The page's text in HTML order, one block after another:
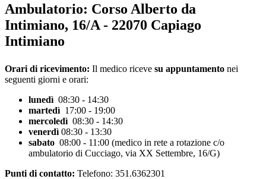
Ambulatorio: Corso Alberto da
Intimiano, 16/A - 22070 Capiago
Intimiano
Orari di ricevimento: Il medico riceve su appuntamento nei
seguenti giorni e orari:
lunedì 08:30 - 14:30
martedì 17:00 - 19:00
mercoledì 08:30 - 14:30
venerdì 08:30 - 13:30
sabato 08:00 - 11:00 (medico in rete a rotazione c/o
ambulatorio di Cucciago, via XX Settembre, 16/G)
Punti di contatto: Telefono: 351.6362301